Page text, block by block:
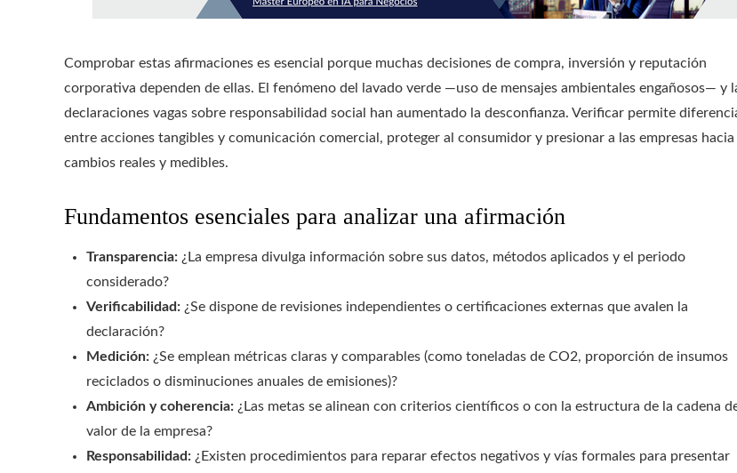
Comprobar estas afirmaciones es esencial porque muchas decisiones de compra, inversión y reputación
corporativa dependen de ellas. El fenómeno del lavado verde —uso de mensajes ambientales engañosos— y
declaraciones vagas sobre responsabilidad social han aumentado la desconfianza. Verificar permite
entre acciones tangibles y comunicación comercial, proteger al consumidor y presionar a las empresas hacia
cambios reales y medibles.
Fundamentos esenciales para analizar una afirmación
Transparencia: ¿La empresa divulga información sobre sus datos, métodos aplicados y el periodo
considerado?
Verificabilidad: ¿Se dispone de revisiones independientes o certificaciones externas que avalen la
declaración?
Medición: ¿Se emplean métricas claras y comparables (como toneladas de CO2, proporción de insumos
reciclados o disminuciones anuales de emisiones)?
Ambición y coherencia: ¿Las metas se alinean con criterios científicos o con la estructura de la cadena
valor de la empresa?
Responsabilidad: ¿Existen procedimientos para reparar efectos negativos y vías formales para presentar